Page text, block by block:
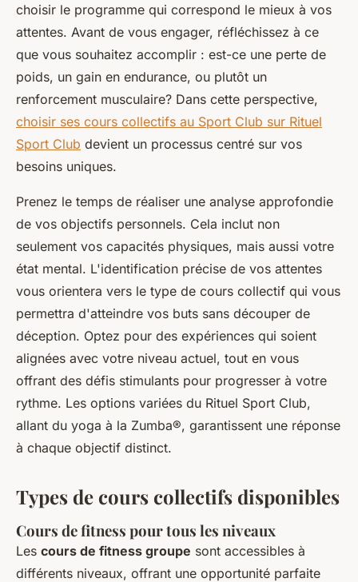
choisir le programme qui correspond le mieux à vos
attentes. Avant de vous engager, réfléchissez à ce
que vous souhaitez accomplir : est-ce une perte de
poids, un gain en endurance, ou plutôt un
renforcement musculaire? Dans cette perspective,
choisir ses cours collectifs au Sport Club sur Rituel
Sport Club devient un processus centré sur vos
besoins uniques.
Prenez le temps de réaliser une analyse approfondie
de vos objectifs personnels. Cela inclut non
seulement vos capacités physiques, mais aussi votre
état mental. L'identification précise de vos attentes
vous orientera vers le type de cours collectif qui vous
permettra d'atteindre vos buts sans découper de
déception. Optez pour des expériences qui soient
alignées avec votre niveau actuel, tout en vous
offrant des défis stimulants pour progresser à votre
rythme. Les options variées du Rituel Sport Club,
allant du yoga à la Zumba®, garantissent une réponse
à chaque objectif distinct.
Types de cours collectifs disponibles
Cours de fitness pour tous les niveaux
Les cours de fitness groupe sont accessibles à
différents niveaux, offrant une opportunité parfaite